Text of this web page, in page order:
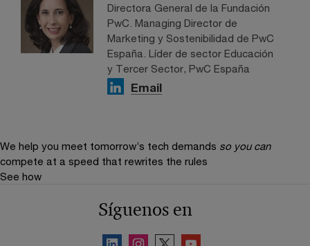
Directora General de la Fundación
PwC. Managing Director de
Marketing y Sostenibilidad de PwC
España. Líder de sector Educación
y Tercer Sector, PwC España
Email
We help you meet tomorrow’s tech demands so you can
compete at a speed that rewrites the rules
See how
Síguenos en